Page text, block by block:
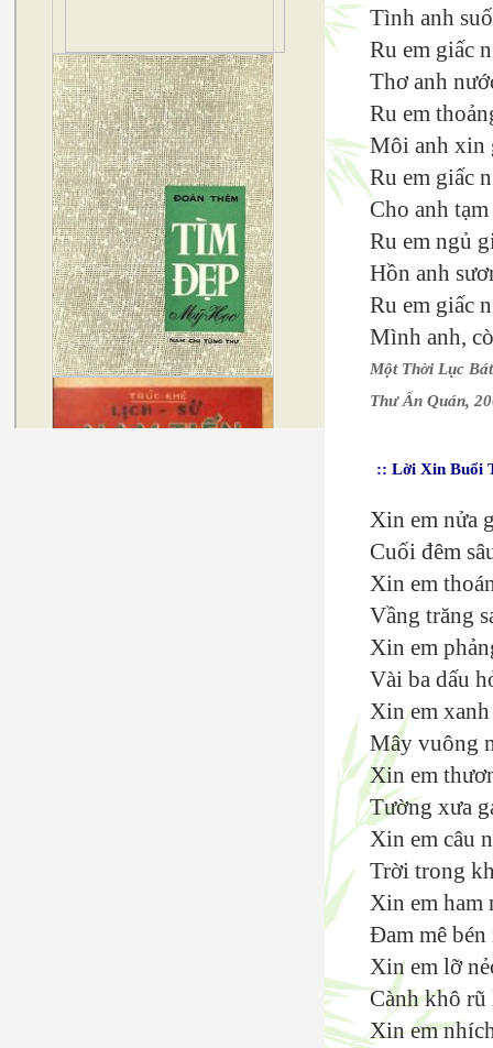
Tình anh
Ru em giấc
Thơ anh
Ru em
Môi anh xin
Ru em giấc
Cho anh
Ru em ngủ
Hồn anh
Ru em giấc
Mình anh,
Một Thời Lục
Thư Ấn Quán,
:: Lời Xin Buổi
Xin em nửa
Cuối đêm
Xin em
Vầng trăng
Xin em
Vài ba dấu
Xin em
Mây vuông
Xin em
Tường xưa
Xin em câu
Trời trong
Xin em ham
Đam mê
Xin em lỡ
Cành khô rũ
Xin em